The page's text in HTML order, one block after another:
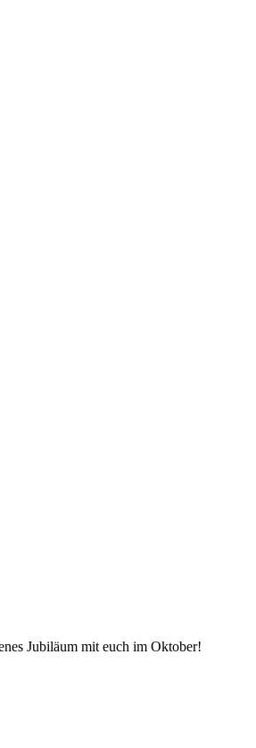
Jubiläum mit euch im Oktober!